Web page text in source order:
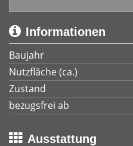
Informationen
Baujahr
Nutzfläche (ca.)
Zustand
bezugsfrei ab
Ausstattung